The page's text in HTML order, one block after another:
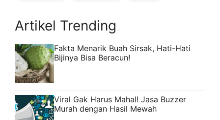
Artikel Trending
Fakta Menarik Buah Sirsak, Hati-Hati
Bijinya Bisa Beracun!
Viral Gak Harus Mahal! Jasa Buzzer
Murah dengan Hasil Mewah